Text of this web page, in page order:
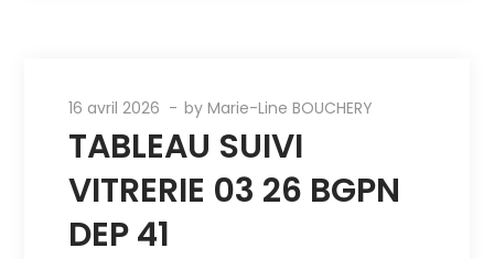
16 avril 2026 byMarie-Line BOUCHERY
TABLEAU SUIVI
VITRERIE 03 26 BGPN
DEP 41